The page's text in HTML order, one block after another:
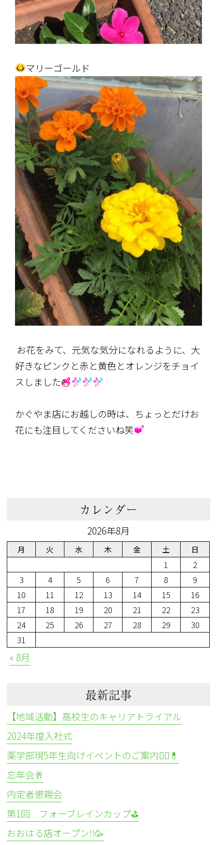
マリーゴールド
お花をみて、元気な気分になれるように、大
好きなピンクと赤と黄色とオレンジをチョイ
スしました
かぐやま店にお越しの時は、ちょっとだけお
花にも注目してくださいね笑
カレンダー
2026年8月
月 火 水 木 金 土 日
1
2
3
4 5 6 7 8
9
10
11 12 13 14 15
16
17
18 19 20 21 22
23
24
25 26 27 28 29
30
31
« 8月
最新記事
【地域活動】高校生のキャリアトライアル
2024年度入社式
薬学部現5年生向けイベントのご案内👩‍⚕️💊
忘年会🥂
内定者懇親会
第1回 フォーブレインカップ⛳
おおはる店オープン‼️🥳